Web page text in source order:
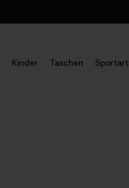
Kinder Taschen Sportart